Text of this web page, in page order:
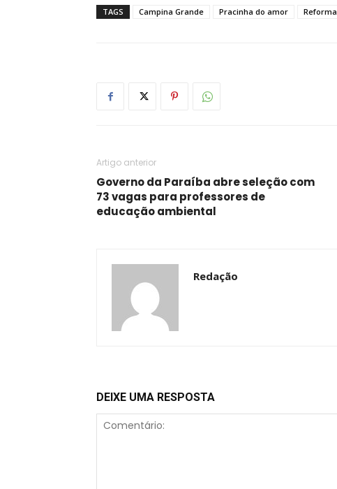
TAGS Campina Grande Pracinha do amor Reforma
Artigo anterior
Governo da Paraíba abre seleção com
73 vagas para professores de
educação ambiental
Redação
DEIXE UMA RESPOSTA